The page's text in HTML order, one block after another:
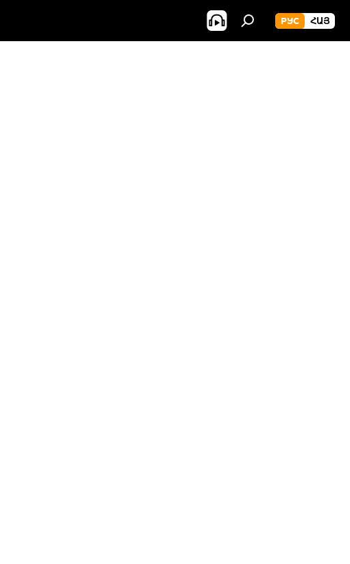
РУС ՀԱՅ